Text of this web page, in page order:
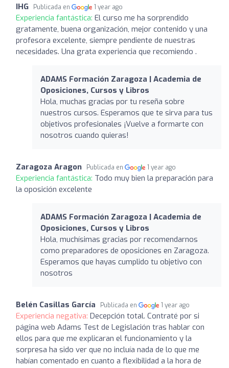
IHG Publicada en 1 year ago
Experiencia fantástica: El curso me ha sorprendido
gratamente, buena organización, mejor contenido y una
profesora excelente, siempre pendiente de nuestras
necesidades. Una grata experiencia que recomiendo .
ADAMS Formación Zaragoza | Academia de
Oposiciones, Cursos y Libros
Hola, muchas gracias por tu reseña sobre
nuestros cursos. Esperamos que te sirva para tus
objetivos profesionales ¡Vuelve a formarte con
nosotros cuando quieras!
Zaragoza Aragon Publicada en 1 year ago
Experiencia fantástica: Todo muy bien la preparación para
la oposición excelente
ADAMS Formación Zaragoza | Academia de
Oposiciones, Cursos y Libros
Hola, muchísimas gracias por recomendarnos
como preparadores de oposiciones en Zaragoza.
Esperamos que hayas cumplido tu objetivo con
nosotros
Belén Casillas García Publicada en 1 year ago
Experiencia negativa: Decepción total. Contraté por si
página web Adams Test de Legislación tras hablar con
ellos para que me explicaran el funcionamiento y la
sorpresa ha sido ver que no incluía nada de lo que me
habían comentado en cuanto a flexibilidad a la hora de